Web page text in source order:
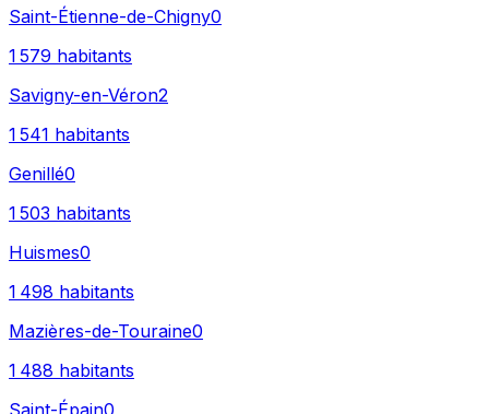
Saint-Étienne-de-Chigny0
1 579 habitants
Savigny-en-Véron2
1 541 habitants
Genillé0
1 503 habitants
Huismes0
1 498 habitants
Mazières-de-Touraine0
1 488 habitants